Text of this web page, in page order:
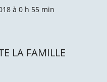
à 0 h 55 min
LA FAMILLE